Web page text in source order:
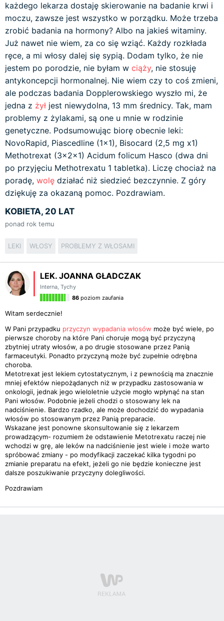
każdego lekarza dostaję skierowanie na badanie krwi i
moczu, zawsze jest wszystko w porządku. Może trzeba
zrobić badania na hormony? Albo na jakieś witaminy.
Już nawet nie wiem, za co się wziąć. Każdy rozkłada
ręce, a mi włosy dalej się sypią. Dodam tylko, że nie
jestem po porodzie, nie byłam w ciąży, nie stosuję
antykoncepcji hormonalnej. Nie wiem czy to coś zmieni,
ale podczas badania Dopplerowskiego wyszło mi, że
jedna z żył jest niewydolna, 13 mm średnicy. Tak, mam
problemy z żylakami, są one u mnie w rodzinie
genetyczne. Podsumowując biorę obecnie leki:
NovoRapid, Piascedline (1x1), Bisocard (2,5 mg x1)
Methotrexat (3x2x1) Acidum folicum Hasco (dwa dni
po przyjęciu Methotrexatu 1 tabletka). Liczę chociaż na
poradę, wolę działać niż siedzieć bezczynnie. Z góry
dziękuję za okazaną pomoc. Pozdrawiam.
KOBIETA, 20 LAT
ponad rok temu
LEKI WŁOSY PROBLEMY Z WŁOSAMI
LEK. JOANNA GŁADCZAK
Interna, Tychy
86 poziom zaufania
Witam serdecznie!
W Pani przypadku przyczyn wypadania włosów może być wiele, po
pierwsze choroby na które Pani choruje mogą być przyczyną
zbytniej utraty włosów, a po drugie stosowane przez Panią
farmaceutyki. Ponadto przyczyną może być zupełnie odrębna
choroba.
Metotrexat jest lekiem cytostatycznym, i z pewnością ma znacznie
mniej efektów niepożądanych niż w przypadku zastosowania w
onkologii, jednak jego wieloletnie użycie mogło wpłynąć na stan
Pani włosów. Podobnie jeżeli chodzi o stosowany lek na
nadciśnienie. Bardzo rzadko, ale może dochodzić do wypadania
włosów po stosowanym przez Panią preparacie.
Wskazane jest ponowne skonsultowanie się z lekarzem
prowadzącym- rozumiem że odstawienie Metotrexatu raczej nie
wchodzi w grę, ale leków na nadciśnienie jest wiele i może warto
spróbować zmiany - po modyfikacji zaczekać kilka tygodni po
zmianie preparatu na efekt, jeżeli go nie będzie konieczne jest
dalsze poszukiwanie przyczyny dolegliwości.
Pozdrawiam